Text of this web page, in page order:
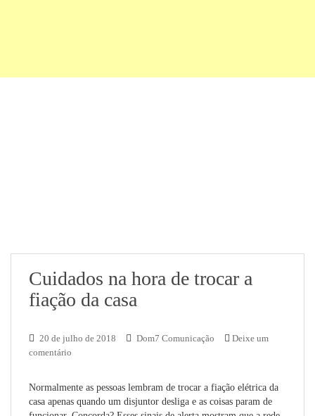
Cuidados na hora de trocar a
fiação da casa
20 de julho de 2018 Dom7 Comunicação
Deixe um
comentário
Normalmente as pessoas lembram de trocar a fiação elétrica da
casa apenas quando um disjuntor desliga e as coisas param de